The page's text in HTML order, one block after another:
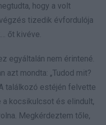
hogy a volt
tizedik évfordulója
őt kivéve.
egyáltalán nem érintené.
azt mondta: „Tudod mit?
találkozó estéjén felvette
kocsikulcsot és elindult,
Megkérdeztem tőle,